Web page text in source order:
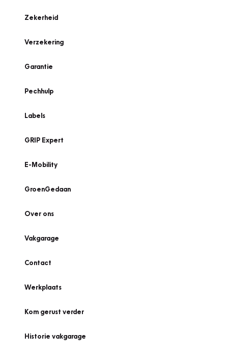
Zekerheid
Verzekering
Garantie
Pechhulp
Labels
GRIP Expert
E-Mobility
GroenGedaan
Over ons
Vakgarage
Contact
Werkplaats
Kom gerust verder
Historie vakgarage